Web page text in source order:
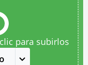
para subirlos